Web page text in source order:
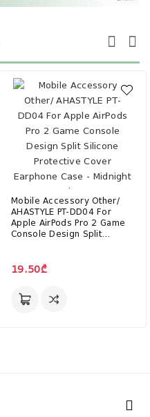
Mobile Accessory Other/
AHASTYLE PT-DD04 For
Apple AirPods Pro 2 Game
Console Design Split
Blue
19.50₾